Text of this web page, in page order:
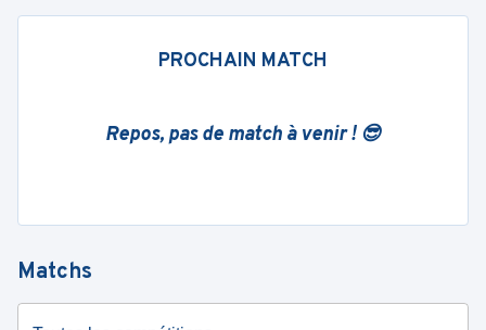
PROCHAIN MATCH
Repos, pas de match à venir ! 😎
Matchs